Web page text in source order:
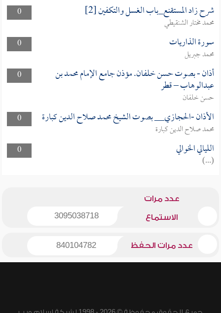
0
شرح زاد المستقنع_باب الغسل والتكفين [2]
محمد مختار الشنقيطي
0
سورة الذاريات
محمد جبريل
0
أذان - بصوت حسن خلفان. مؤذن جامع الإمام محمد بن
عبدالوهاب – قطر
حسن خلفان
0
الأذان -الحجازي__ بصوت الشيخ محمد صلاح الدين كبارة
محمد صلاح الدين كبارة
0
الليالي الخوالي
(...)
عدد مرات
الاستماع 3095038718
عدد مرات الحفظ 840104782